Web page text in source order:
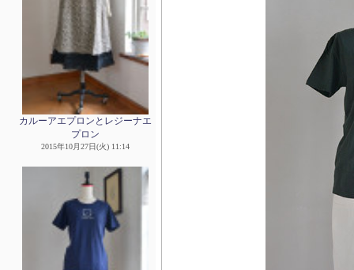
カルーアエプロンとレジーナエ
プロン
2015年10月27日(火) 11:14